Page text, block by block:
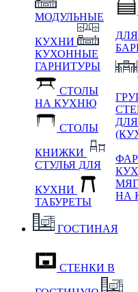
МОДУЛЬНЫЕ
КУХНИ
КУХОННЫЕ
ГАРНИТУРЫ
СТОЛЫ
НА КУХНЮ
СТОЛЫ
КНИЖКИ
СТУЛЬЯ ДЛЯ
КУХНИ
ТАБУРЕТЫ
НА
ГОСТИНАЯ
СТЕНКИ В